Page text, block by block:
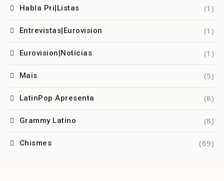
Habla Pri|Listas (1)
Entrevistas|Eurovision (1)
Eurovision|Notícias (1)
Mais (5)
LatinPop Apresenta (8)
Grammy Latino (8)
Chismes (69)